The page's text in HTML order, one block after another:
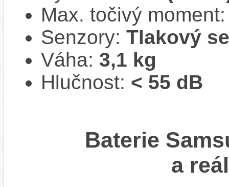
Max. točivý
Senzory: Tlakový
Váha: 3,1 kg
Hlučnost: < 55 dB
Baterie
a